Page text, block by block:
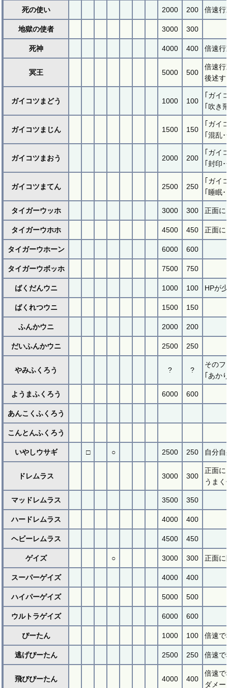
死の使い 2000 200 倍速行
地獄の使者 3000 300
死神 4000 400 倍速行
冥王 5000 500
倍速行
後述す
ガイコツまどう 1000 100
｢ガイ
｢吹き
ガイコツまじん 1500 150
｢ガイ
｢混乱
ガイコツまおう 2000 200
｢ガイ
｢封印
ガイコツまてん 2500 250
｢ガイ
｢睡眠
タイガーウッホ 3000 300 正面に
タイガーウホホ 4500 450 正面に
タイガーウホーン 6000 600
タイガーウボッホ 7500 750
ばくだんウニ 1000 100 HPが
ばくれつウニ 1500 150
ふんかウニ 2000 200
だいふんかウニ 2500 250
やみふくろう ? ?
そのフ
｢あか
ようまふくろう 6000 600
あんこくふくろう
こんとんふくろう
いやしウサギ □ ○ 2500 250 自分
ドレムラス 3000 300
正面に
うまく
マッドレムラス 3500 350
ハードレムラス 4000 400
ヘビーレムラス 4500 450
ゲイズ ○ 3000 300 正面に
スーパーゲイズ 4000 400
ハイパーゲイズ 5000 500
ウルトラゲイズ 6000 600
ぴーたん 1000 100 倍速で
逃げぴーたん 2500 250 倍速で
飛びぴーたん 4000 400
倍速で
ダメ